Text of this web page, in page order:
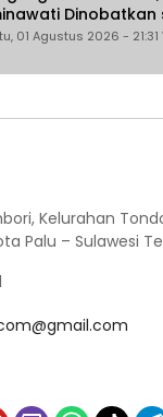
Dinobatkan
Perempuan
01 Agustus 2026 - 21:31
Kelurahan
Palu – Sulawesi